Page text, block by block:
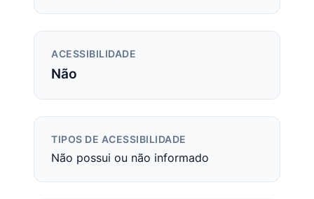
ACESSIBILIDADE
Não
TIPOS DE ACESSIBILIDADE
Não possui ou não informado